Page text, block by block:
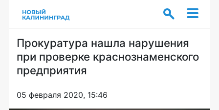
Прокуратура нашла нарушения
при проверке краснознаменского
предприятия
05 февраля 2020, 15:46